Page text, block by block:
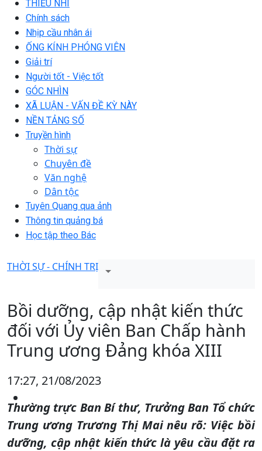
THIẾU NHI
Chính sách
Nhịp cầu nhân ái
ỐNG KÍNH PHÓNG VIÊN
Giải trí
Người tốt - Việc tốt
GÓC NHÌN
XÃ LUẬN - VẤN ĐỀ KỲ NÀY
NỀN TẢNG SỐ
Truyền hình
Thời sự
Chuyên đề
Văn nghệ
Dân tộc
Tuyên Quang qua ảnh
Thông tin quảng bá
Học tập theo Bác
THỜI SỰ - CHÍNH TRỊ
Bồi dưỡng, cập nhật kiến thức
đối với Ủy viên Ban Chấp hành
Trung ương Đảng khóa XIII
17:27, 21/08/2023
Thường trực Ban Bí thư, Trưởng Ban Tổ chức
Trung ương Trương Thị Mai nêu rõ: Việc bồi
dưỡng, cập nhật kiến thức là yêu cầu đặt ra